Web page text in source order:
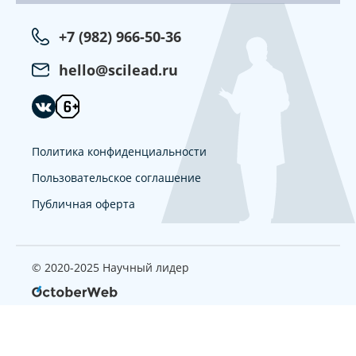
+7 (982) 966-50-36
hello@scilead.ru
Политика конфиденциальности
Пользовательское соглашение
Публичная оферта
© 2020-2025 Научный лидер